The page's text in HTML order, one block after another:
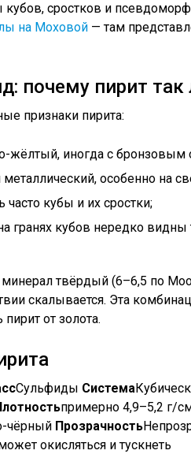
кубов, сростков и
на Моховой — там
почему пирит так
признаки пирита:
жёлтый, иногда с бронзовым
особенно на
часто кубы и их сростки;
гранях кубов нередко
твёрдый (6–6,5 по
скалывается. Эта
пирит от золота.
Сульфиды Система
примерно 4,9–5,2 г/
чёрный Прозрачность
окисляться и тускнеть